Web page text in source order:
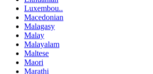
Luxembou..
Macedonian
Malagasy
Malay
Malayalam
Maltese
Maori
Marathi